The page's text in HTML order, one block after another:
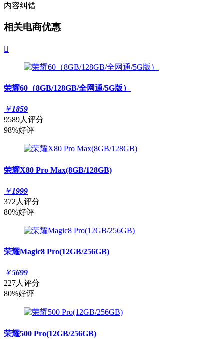
内容纠错
相关电商优惠

荣耀60（8GB/128GB/全网通/5G版）
￥1859
9589人评分
98%好评
荣耀X80 Pro Max(8GB/128GB)
￥1999
372人评分
80%好评
荣耀Magic8 Pro(12GB/256GB)
￥5699
227人评分
80%好评
荣耀500 Pro(12GB/256GB)